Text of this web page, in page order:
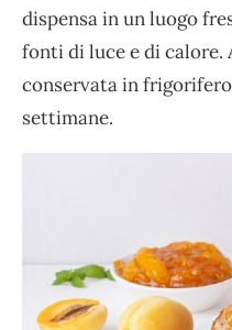
dispensa in un luogo
fonti di luce e di calore.
conservata in
settimane.